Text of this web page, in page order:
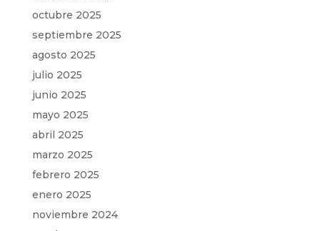
octubre 2025
septiembre 2025
agosto 2025
julio 2025
junio 2025
mayo 2025
abril 2025
marzo 2025
febrero 2025
enero 2025
noviembre 2024